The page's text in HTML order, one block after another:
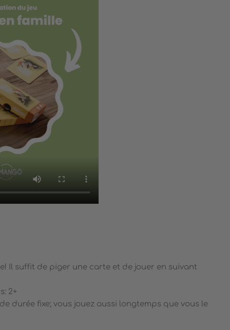
Il suffit de piger une carte et de jouer en suivant
2+
de durée fixe; vous jouez aussi longtemps que vous le